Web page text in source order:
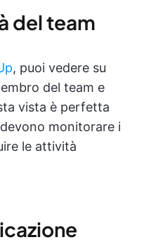
del team
, puoi vedere su
del team e
vista è perfetta
monitorare i
le attività